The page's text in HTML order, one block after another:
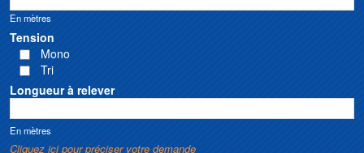
En mètres
Tension
Mono
Tri
Longueur à relever
En mètres
Cliquez ici pour préciser votre demande